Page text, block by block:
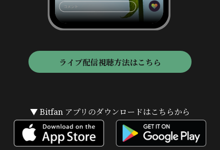
ライブ配信視聴方法はこちら
▼ Bitfan アプリのダウンロードはこちらから